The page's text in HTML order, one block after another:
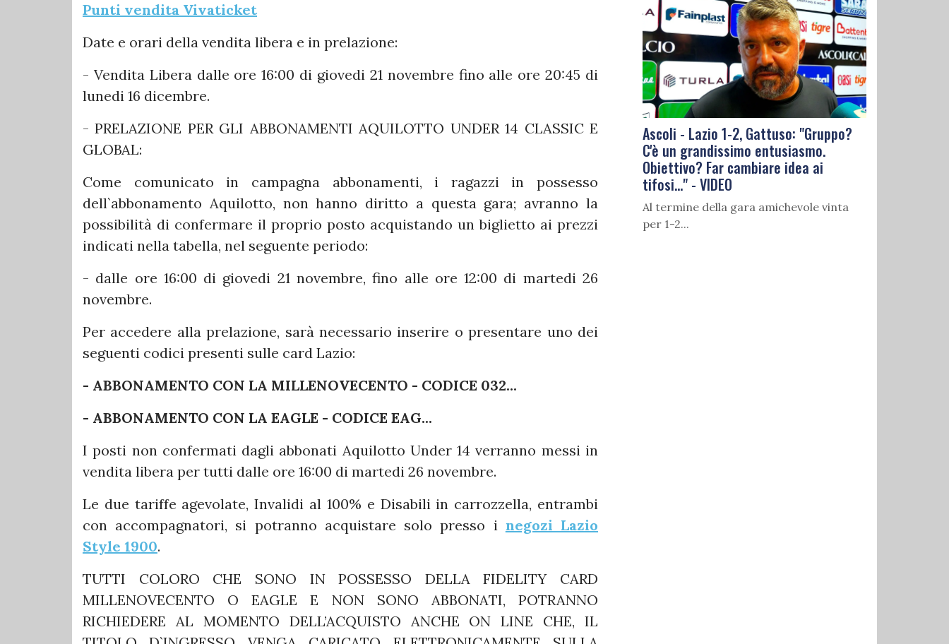
Punti vendita Vivaticket
Date e orari della vendita libera e in prelazione:
- Vendita Libera dalle ore 16:00 di giovedi 21 novembre fino alle ore 20:45 di
lunedi 16 dicembre.
- PRELAZIONE PER GLI ABBONAMENTI AQUILOTTO UNDER 14 CLASSIC E
GLOBAL:
Come comunicato in campagna abbonamenti, i ragazzi in possesso
dell`abbonamento Aquilotto, non hanno diritto a questa gara; avranno la
possibilità di confermare il proprio posto acquistando un biglietto ai prezzi
indicati nella tabella, nel seguente periodo:
- dalle ore 16:00 di giovedi 21 novembre, fino alle ore 12:00 di martedi 26
novembre.
Per accedere alla prelazione, sarà necessario inserire o presentare uno dei
seguenti codici presenti sulle card Lazio:
- ABBONAMENTO CON LA MILLENOVECENTO - CODICE 032...
- ABBONAMENTO CON LA EAGLE - CODICE EAG...
I posti non confermati dagli abbonati Aquilotto Under 14 verranno messi in
vendita libera per tutti dalle ore 16:00 di martedi 26 novembre.
Le due tariffe agevolate, Invalidi al 100% e Disabili in carrozzella, entrambi
con accompagnatori, si potranno acquistare solo presso i negozi Lazio
Style 1900.
TUTTI COLORO CHE SONO IN POSSESSO DELLA FIDELITY CARD
MILLENOVECENTO O EAGLE E NON SONO ABBONATI, POTRANNO
RICHIEDERE AL MOMENTO DELL’ACQUISTO ANCHE ON LINE CHE, IL
Ascoli - Lazio 1-2, Gattuso: "Gruppo?
C'è un grandissimo entusiasmo.
Obiettivo? Far cambiare idea ai
tifosi..." - VIDEO
Al termine della gara amichevole vinta
per 1-2...